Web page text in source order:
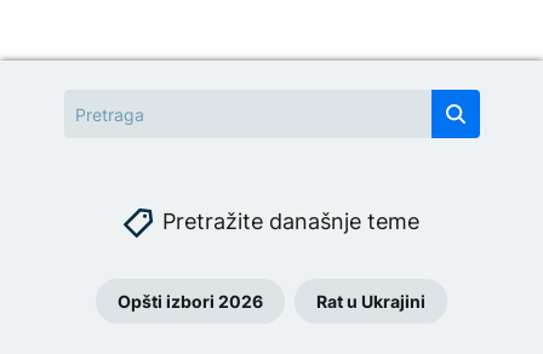
Pretražite današnje teme
Opšti izbori 2026 Rat u Ukrajini